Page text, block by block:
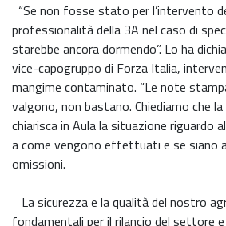
“Se non fosse stato per l’intervento
professionalità della 3A nel caso di
starebbe ancora dormendo”. Lo ha
vice-capogruppo di Forza Italia,
mangime contaminato. “Le note
valgono, non bastano. Chiediamo che
chiarisca in Aula la situazione riguardo
a come vengono effettuati e se siano
omissioni.
La sicurezza e la qualità del nostro
fondamentali per il rilancio del settore